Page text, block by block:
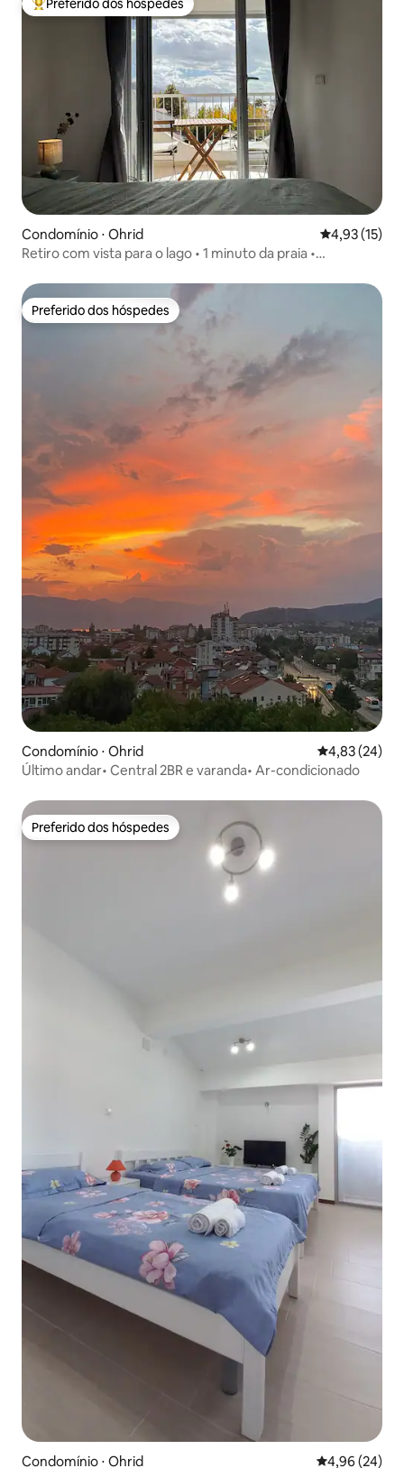
Entre os melhores preferidos dos hóspedes
Preferido dos hóspedes
Condomínio ⋅ Ohrid 4,93 de uma
4,93 (15)
Retiro com vista para o lago • 1 minuto da praia •
Preferido dos hóspedes
Preferido dos hóspedes
Condomínio ⋅ Ohrid 4,83 de uma
4,83 (24)
Último andar• Central 2BR e varanda• Ar-condicionado
Preferido dos hóspedes
Preferido dos hóspedes
Condomínio ⋅ Ohrid 4,96 de uma
4,96 (24)